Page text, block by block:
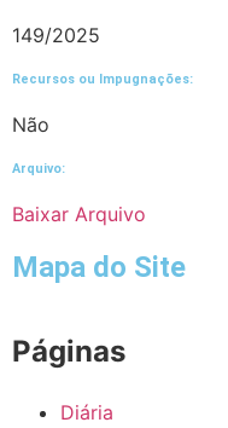
149/2025
Recursos ou Impugnações: ​
Não
Arquivo:
Baixar Arquivo
Mapa do Site
Páginas
Diária